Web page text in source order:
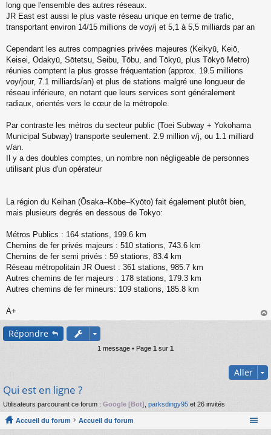
long que l'ensemble des autres réseaux.
JR East est aussi le plus vaste réseau unique en terme de trafic,
transportant environ 14/15 millions de voy/j et 5,1 à 5,5 milliards par an
Cependant les autres compagnies privées majeures (Keikyū, Keiō,
Keisei, Odakyū, Sōtetsu, Seibu, Tōbu, and Tōkyū, plus Tōkyō Metro)
réunies comptent la plus grosse fréquentation (approx. 19.5 millions
voy/jour, 7.1 milliards/an) et plus de stations malgré une longueur de
réseau inférieure, en notant que leurs services sont généralement
radiaux, orientés vers le cœur de la métropole.
Par contraste les métros du secteur public (Toei Subway + Yokohama
Municipal Subway) transporte seulement. 2.9 million v/j, ou 1.1 milliard
v/an.
Il y a des doubles comptes, un nombre non négligeable de personnes
utilisant plus d'un opérateur
La région du Keihan (Ōsaka‒Kōbe‒Kyōto) fait également plutôt bien,
mais plusieurs degrés en dessous de Tokyo:
Métros Publics : 164 stations, 199.6 km
Chemins de fer privés majeurs : 510 stations, 743.6 km
Chemins de fer semi privés : 59 stations, 83.4 km
Réseau métropolitain JR Ouest : 361 stations, 985.7 km
Autres chemins de fer majeurs : 178 stations, 179.3 km
Autres chemins de fer mineurs: 109 stations, 185.8 km
A+
au
Répondre
1 message • Page 1 sur 1
Aller
Qui est en ligne ?
Utilisateurs parcourant ce forum : Google [Bot] parksdingy95 et 26 invités
Accueil du forum Accueil du forum